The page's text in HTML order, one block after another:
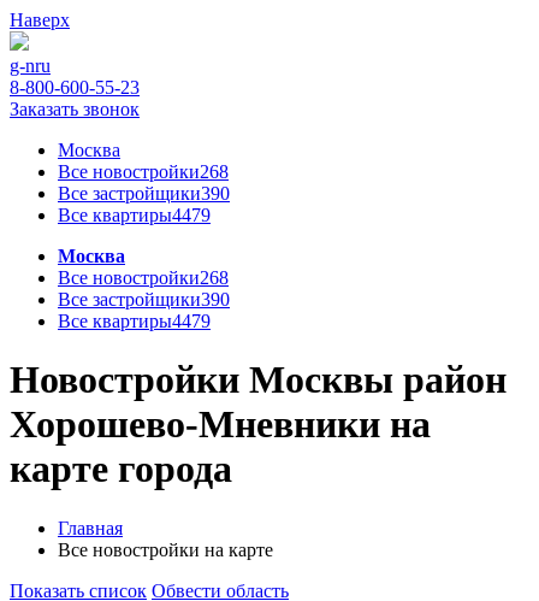
Наверх
g-nru
8-800-600-55-23
Заказать звонок
Москва
Все новостройки268
Все застройщики390
Все квартиры4479
Москва
Все новостройки268
Все застройщики390
Все квартиры4479
Новостройки Москвы район
Хорошево-Мневники на
карте города
Главная
Все новостройки на карте
Показать список Обвести область